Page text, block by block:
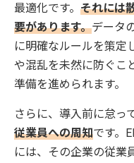
最適化です。 それには
要があります。データ
に明確なルールを策定
や混乱を未然に防ぐこ
準備を進められます。
さらに、導入前に怠っ
従業員への周知です。
には、その企業の従業